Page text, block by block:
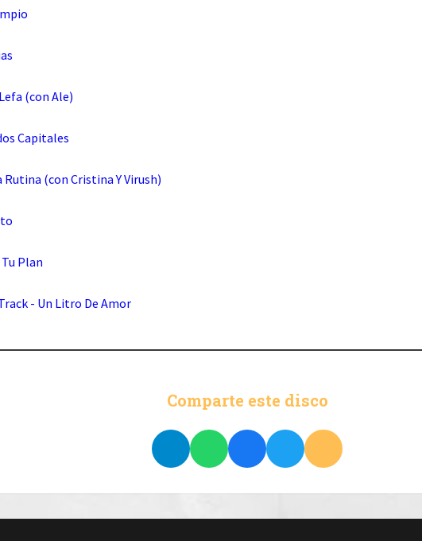
(con Ale)
Capitales
Rutina (con Cristina Y Virush)
Plan
- Un Litro De Amor
Comparte este disco